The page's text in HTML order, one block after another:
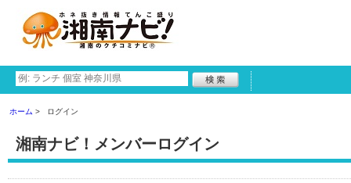
ホーム ログイン
湘南ナビ！メンバーログイン